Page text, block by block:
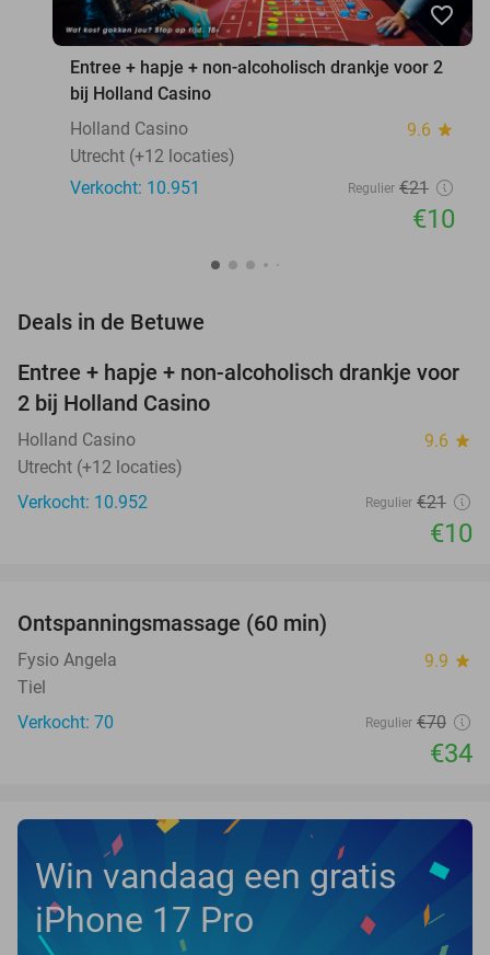
favorite_border
Entree + hapje + non-alcoholisch drankje voor 2
bij Holland Casino
Holland Casino
9.6 star
Utrecht (+12 locaties)
Verkocht: 10.951
Regulier €21
€10
Deals in de Betuwe
52%
Entree + hapje + non-alcoholisch drankje voor
2 bij Holland Casino
Holland Casino 9.6 star
Utrecht (+12 locaties)
Verkocht: 10.952
Regulier €21
€10
Ontspanningsmassage (60 min)
Fysio Angela 9.9 star
Tiel
Verkocht: 70
Regulier €70
€34
Win vandaag een gratis
iPhone 17 Pro